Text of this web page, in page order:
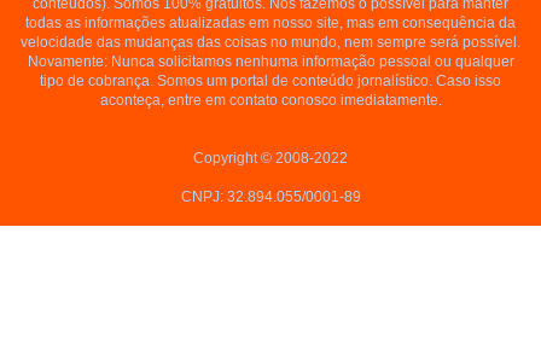
conteúdos). Somos 100% gratuitos. Nós fazemos o possível para manter
todas as informações atualizadas em nosso site, mas em consequência da
velocidade das mudanças das coisas no mundo, nem sempre será possível.
Novamente: Nunca solicitamos nenhuma informação pessoal ou qualquer
tipo de cobrança. Somos um portal de conteúdo jornalístico. Caso isso
aconteça, entre em contato conosco imediatamente.
Copyright © 2008-2022
CNPJ: 32.894.055/0001-89